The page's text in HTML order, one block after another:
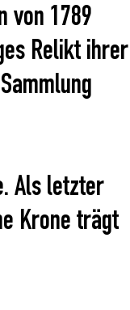
von 1789
Relikt ihrer
Als letzter
Krone trägt